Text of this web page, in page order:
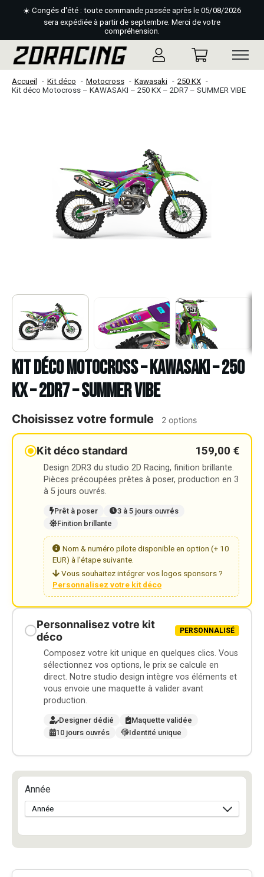
☀️ Congés d'été : toute commande passée après le 05/08/2026
sera expédiée à partir de septembre. Merci de votre
compréhension.
Accueil Kit déco Motocross Kawasaki
250 KX
Kit déco Motocross – KAWASAKI – 250 KX – 2DR7 – SUMMER VIBE
Kit déco Motocross – KAWASAKI – 250
KX – 2DR7 – SUMMER VIBE
Choisissez votre formule 2 options
Kit déco standard 159,00 €
Design 2DR3 du studio 2D Racing, finition brillante.
Pièces précoupées prêtes à poser, production en 3
à 5 jours ouvrés.
Prêt à poser
3 à 5 jours ouvrés
Finition brillante
Nom & numéro pilote disponible en option (+ 10
EUR) à l'étape suivante.
Vous souhaitez intégrer vos logos sponsors ?
Personnalisez votre kit déco
Personnalisez votre kit
déco
PERSONNALISÉ
Composez votre kit unique en quelques clics. Vous
sélectionnez vos options, le prix se calcule en
direct. Notre studio design intègre vos éléments et
vous envoie une maquette à valider avant
production.
Designer dédié
Maquette validée
10 jours ouvrés
Identité unique
Année